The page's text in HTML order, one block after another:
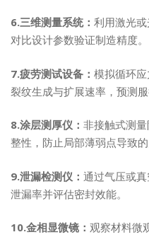
6.三维测量系统： 利用激光
对比设计参数验证制造精度。
7.疲劳测试设备： 模拟循环
裂纹生成与扩展速率，预测服
8.涂层测厚仪： 非接触式测
整性，防止局部薄弱点导致的
9.泄漏检测仪： 通过气压或
泄漏率并评估密封效能。
10.金相显微镜： 观察材料微